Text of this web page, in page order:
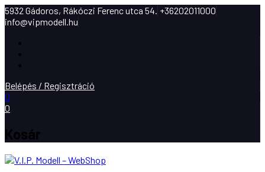
5932 Gádoros, Rákóczi Ferenc utca 54. +36202011000
info@vipmodell.hu
Belépés / Regisztráció
0
0
Kosár